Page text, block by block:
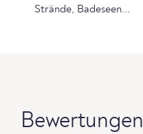
Strände, Badeseen...
Bewertungen